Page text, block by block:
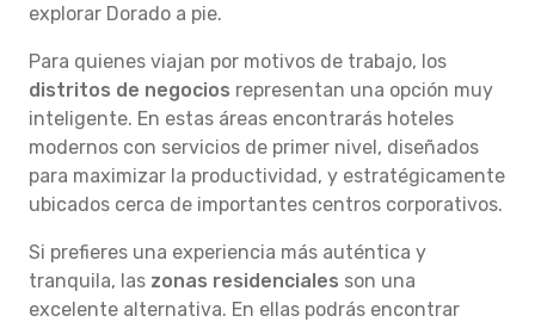
explorar Dorado a pie.
Para quienes viajan por motivos de trabajo, los
distritos de negocios representan una opción muy
inteligente. En estas áreas encontrarás hoteles
modernos con servicios de primer nivel, diseñados
para maximizar la productividad, y estratégicamente
ubicados cerca de importantes centros corporativos.
Si prefieres una experiencia más auténtica y
tranquila, las zonas residenciales son una
excelente alternativa. En ellas podrás encontrar